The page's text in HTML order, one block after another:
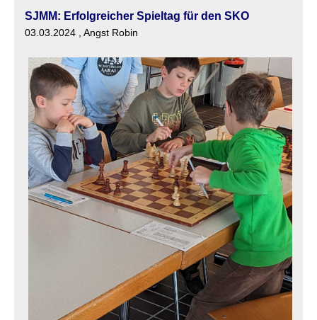
SJMM: Erfolgreicher Spieltag für den SKO
03.03.2024 , Angst Robin